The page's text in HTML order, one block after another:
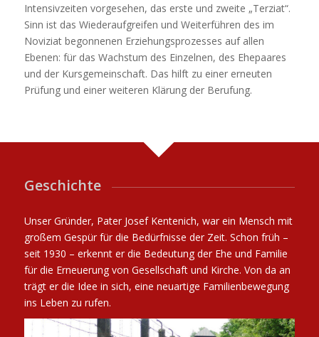
Intensivzeiten vorgesehen, das erste und zweite „Terziat“.
Sinn ist das Wiederaufgreifen und Weiterführen des im
Noviziat begonnenen Erziehungsprozesses auf allen
Ebenen: für das Wachstum des Einzelnen, des Ehepaares
und der Kursgemeinschaft. Das hilft zu einer erneuten
Prüfung und einer weiteren Klärung der Berufung.
Geschichte
Unser Gründer, Pater Josef Kentenich, war ein Mensch mit
großem Gespür für die Bedürfnisse der Zeit. Schon früh –
seit 1930 – erkennt er die Bedeutung der Ehe und Familie
für die Erneuerung von Gesellschaft und Kirche. Von da an
trägt er die Idee in sich, eine neuartige Familienbewegung
ins Leben zu rufen.